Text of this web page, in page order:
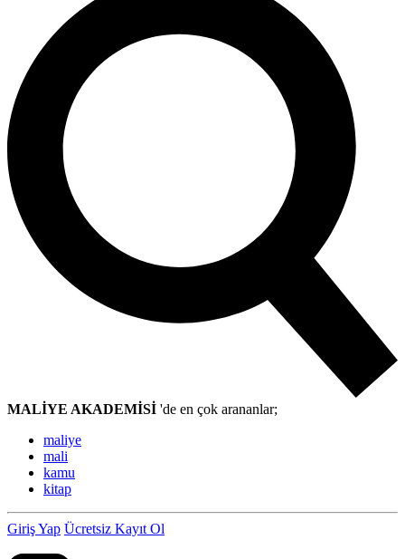
MALİYE AKADEMİSİ 'de en çok arananlar;
maliye
mali
kamu
kitap
Giriş Yap Ücretsiz Kayıt Ol